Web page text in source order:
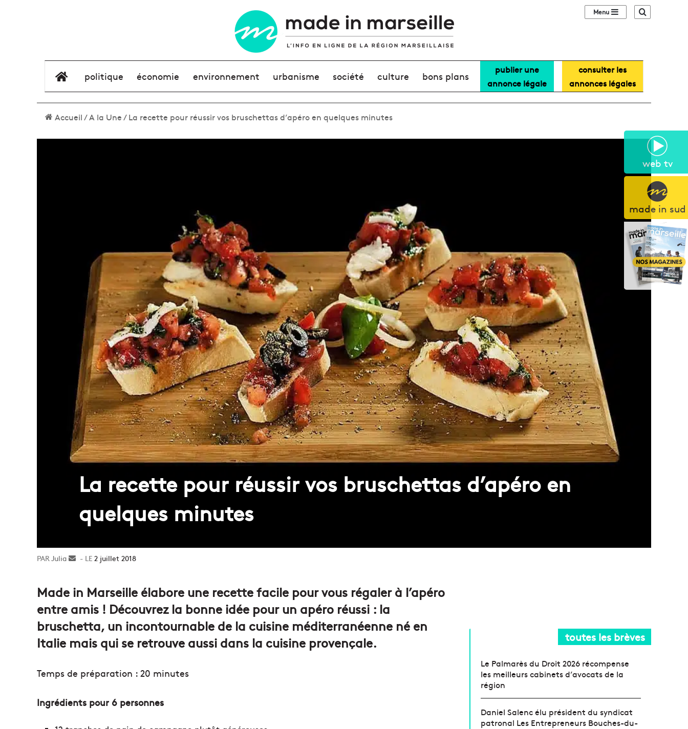
web tv
made in sud
Sidebar (barre
élément de menu
politique économie environnement urbanisme société culture bons plans
publier une
annonce légale
consulter les
annonces légales
Accueil/A la Une/La recette pour réussir vos bruschettas d’apéro en quelques minutes
La recette pour réussir vos bruschettas d’apéro en
quelques minutes
Julia
Envoyer2 juillet 2018
Made in Marseille élabore une recette facile pour vous régaler à l’apéro
entre amis ! Découvrez la bonne idée pour un apéro réussi : la
bruschetta, un incontournable de la cuisine méditerranéenne né en
Italie mais qui se retrouve aussi dans la cuisine provençale.
Temps de préparation : 20 minutes
Ingrédients pour 6 personnes
toutes les brèves
Le Palmarès du Droit 2026 récompense
les meilleurs cabinets d’avocats de la
région
Daniel Salenc élu président du syndicat
patronal Les Entrepreneurs Bouches-du-